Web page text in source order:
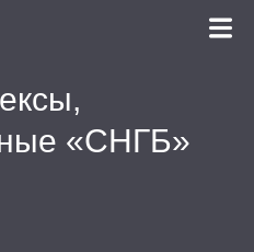
«СНГБ»